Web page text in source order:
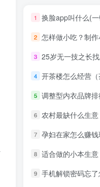
1 换脸app叫什么(
2 怎样做小吃？制
3 25岁无一技之长
4 开茶楼怎么经营（
5 调整型内衣品牌排行榜前
6 农村最缺什么生意
7 孕妇在家怎么赚
8 适合做的小本生意（
9 手机解锁密码忘了怎